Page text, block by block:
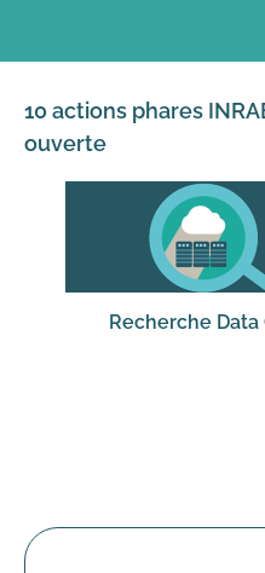
10 actions phares
ouverte
Recherche Data